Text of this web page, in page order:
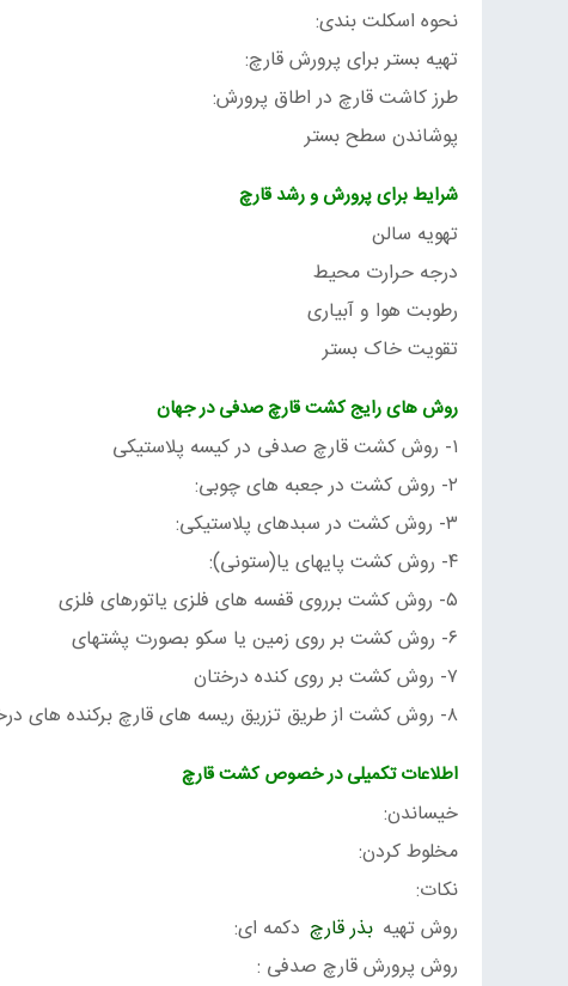
نحوه اسکلت بندی:
تهیه بستر برای پرورش قارچ:
طرز کاشت قارچ در اطاق پرورش:
پوشاندن سطح بستر
شرایط برای پرورش و رشد قارچ
تهویه سالن
درجه حرارت محیط
رطوبت هوا و آبیاری
تقویت خاک بستر
روش های رایج کشت قارچ صدفی در جهان
۱- روش کشت قارچ صدفی در کیسه پلاستیکی
۲- روش کشت در جعبه های چوبی:
۳- روش کشت در سبدهای پلاستیکی:
۴- روش کشت پایه‏ای یا(ستونی):
۵- روش کشت‏ برروی قفسه ‏های فلزی یاتورهای فلزی
۶- روش کشت‏ بر روی زمین یا سکو بصورت پشته‏ای
۷- روش کشت بر روی کنده درختان
۸- روش کشت از طریق تزریق ریسه های قارچ برکنده های درختان
اطلاعات تکمیلی در خصوص کشت قارچ
خیساندن:
مخلوط کردن:
نکات:
روش تهیه بذر قارچ دکمه ای:
روش پرورش قارچ صدفی :